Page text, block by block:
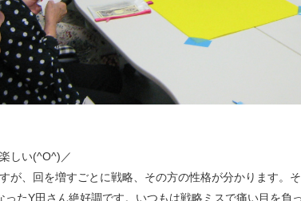
しい(^O^)／
が、回を増すごとに戦略、その方の性格が分かります。
たY田さん絶好調です。いつもは戦略ミスで痛い目を負